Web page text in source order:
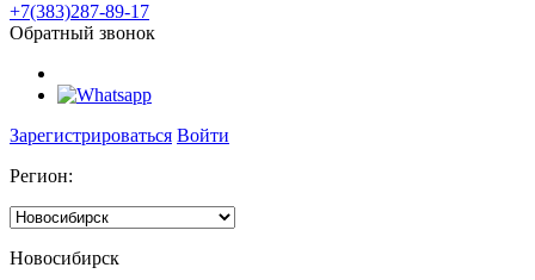
+7(383)287-89-17
Обратный звонок
Зарегистрироваться Войти
Регион:
Новосибирск